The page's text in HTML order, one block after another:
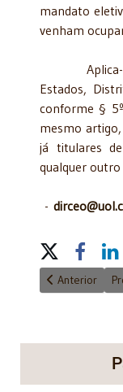
mandato
venham
Aplica-se
Estados,
conforme §
mesmo
já titulares
qualquer
-
Share
Artigo anterior:
Anterior